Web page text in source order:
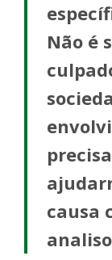
Não é
causa